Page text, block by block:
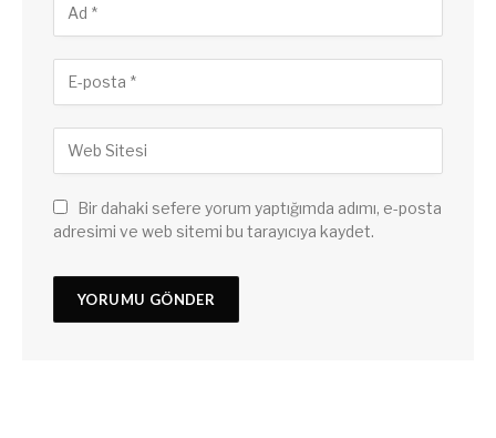
Bir dahaki sefere yorum yaptığımda adımı, e-posta
adresimi ve web sitemi bu tarayıcıya kaydet.